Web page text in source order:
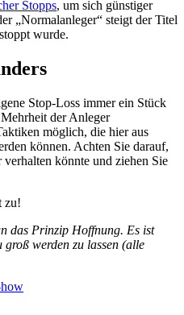
Stopps, um sich günstiger
„Normalanleger“ steigt der Titel
wurde.
Stop-Loss immer ein Stück
der Anleger
möglich, die hier aus
können. Achten Sie darauf,
könnte und ziehen Sie
das Prinzip Hoffnung. Es ist
groß werden zu lassen (alle